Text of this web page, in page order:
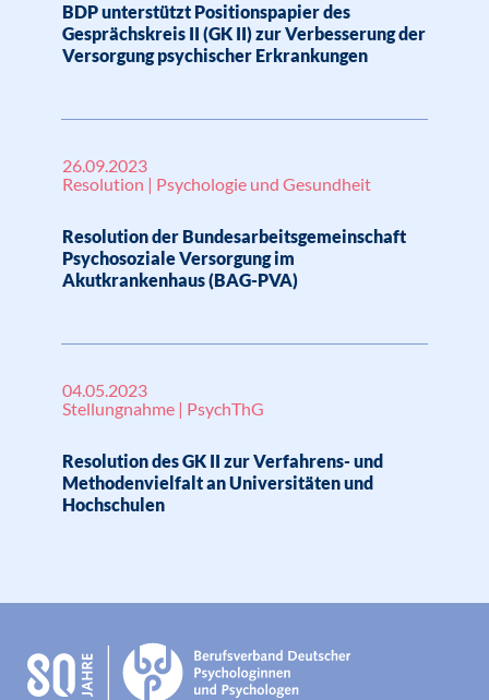
BDP unterstützt Positionspapier des
Gesprächskreis II (GK II) zur Verbesserung der
Versorgung psychischer Erkrankungen
26.09.2023
Resolution | Psychologie und Gesundheit
Resolution der Bundesarbeitsgemeinschaft
Psychosoziale Versorgung im
Akutkrankenhaus (BAG-PVA)
04.05.2023
Stellungnahme | PsychThG
Resolution des GK II zur Verfahrens- und
Methodenvielfalt an Universitäten und
Hochschulen